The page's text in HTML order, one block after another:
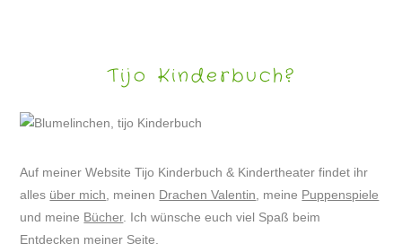
Tijo Kinderbuch?
Auf meiner Website Tijo Kinderbuch & Kindertheater findet ihr
alles über mich , meinen Drachen Valentin , meine Puppenspiele
und meine Bücher. Ich wünsche euch viel Spaß beim
Entdecken meiner Seite.